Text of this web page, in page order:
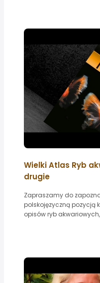
Wielki Atlas Ryb
drugie
Zapraszamy do
polskojęzyczną pozycją
opisów ryb